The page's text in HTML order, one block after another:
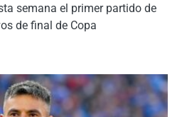
semana el primer partido de
de final de Copa